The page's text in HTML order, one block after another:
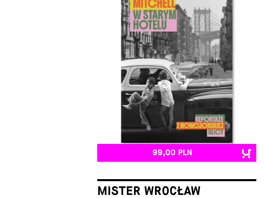
99,00 PLN
MISTER WROCŁAW